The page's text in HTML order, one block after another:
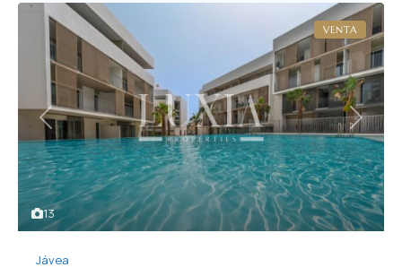
13
Previous Next
VENTA
Jávea